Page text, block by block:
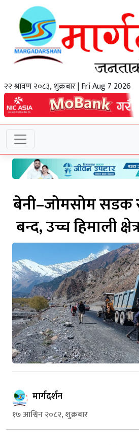
२२ श्रावण २०८३, शुक्रबार | Fri Aug 7 2026
बेनी–जोमसोम सडक
बन्द, उच्च हिमाली
मार्गदर्शन
१७ आश्विन २०८२, शुक्रबार